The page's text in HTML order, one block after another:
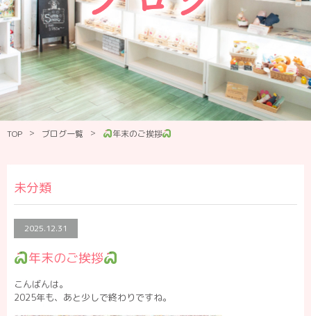
TOP > ブログ一覧 > 年末のご挨拶
未分類
2025.12.31
年末のご挨拶
こんばんは。
2025年も、あと少しで終わりですね。